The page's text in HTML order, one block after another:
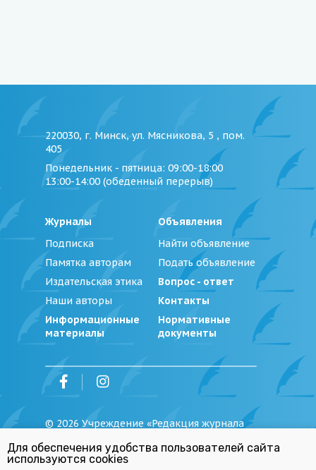
220030, г. Минск, ул. Мясникова, 5 , пом.
405
Понедельник - пятница: 09:00-18:00
13:00-14:00 (обеденный перерыв)
Журналы
Подписка
Памятка авторам
Издательская этика
Наши авторы
Информационные
материалы
Объявления
Найти объявление
Подать объявление
Вопрос - ответ
Контакты
Нормативные
документы
© 2026 Учреждение «Редакция журнала
Политика обработки персональных
данных
Для обеспечения удобства пользователей сайта
используются cookies